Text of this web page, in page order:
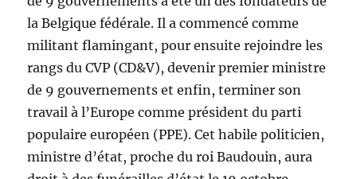
la Belgique fédérale. Il a commencé comme
militant flamingant, pour ensuite rejoindre les
rangs du CVP (CD&V), devenir premier ministre
de 9 gouvernements et enfin, terminer son
travail à l’Europe comme président du parti
populaire européen (PPE). Cet habile politicien,
ministre d’état, proche du roi Baudouin, aura